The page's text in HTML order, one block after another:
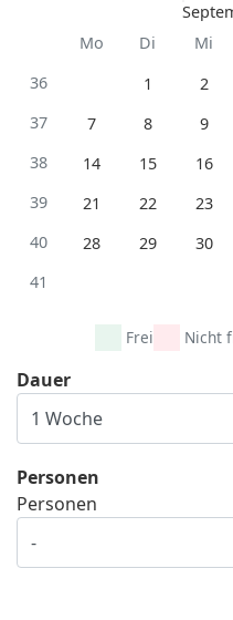
Mo
Di Mi
36
1 2
37
7 8 9
38
14 15 16
39
21 22 23
40
28 29
30
41
Frei Nicht
Dauer
Personen
Personen